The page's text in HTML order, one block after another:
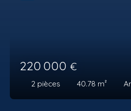
220 000 €
2 pièces 40.78 m²